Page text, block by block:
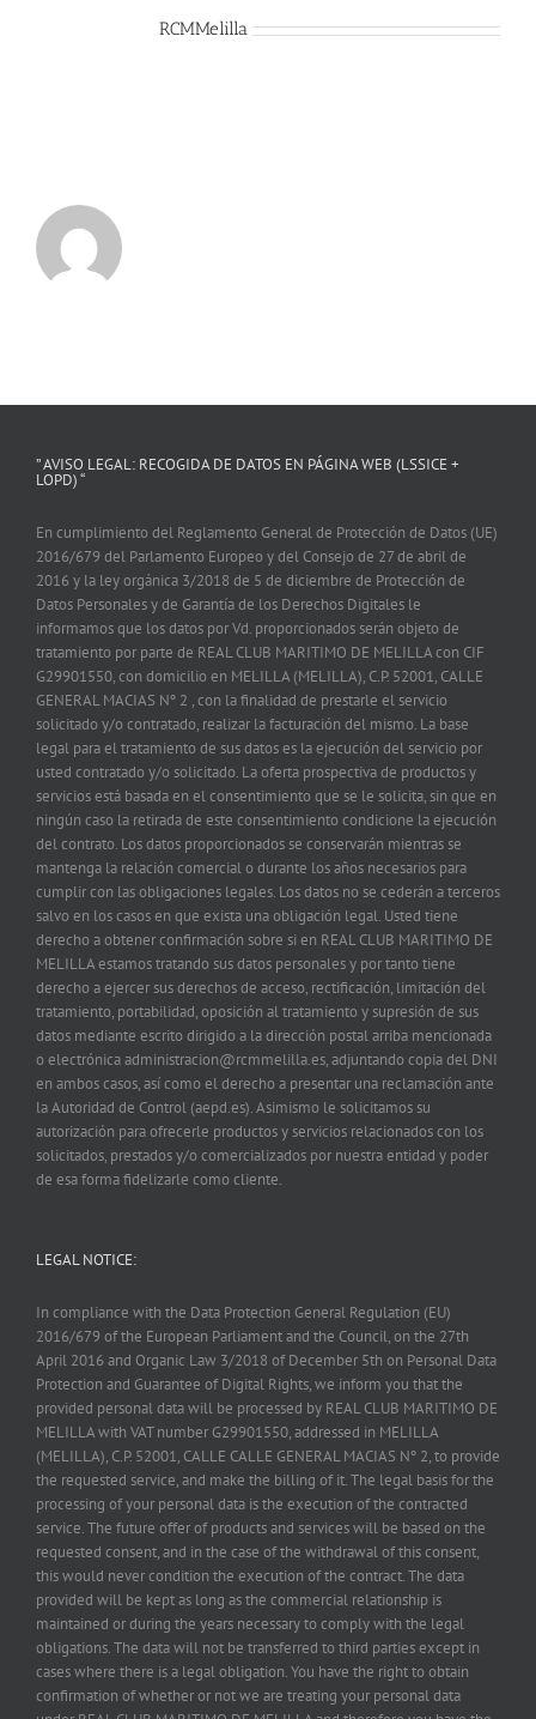
RCMMelilla
” AVISO LEGAL: RECOGIDA DE DATOS EN PÁGINA WEB (LSSICE +
LOPD) “
En cumplimiento del Reglamento General de Protección de Datos (UE)
2016/679 del Parlamento Europeo y del Consejo de 27 de abril de
2016 y la ley orgánica 3/2018 de 5 de diciembre de Protección de
Datos Personales y de Garantía de los Derechos Digitales le
informamos que los datos por Vd. proporcionados serán objeto de
tratamiento por parte de REAL CLUB MARITIMO DE MELILLA con CIF
G29901550, con domicilio en MELILLA (MELILLA), C.P. 52001, CALLE
GENERAL MACIAS Nº 2 , con la finalidad de prestarle el servicio
solicitado y/o contratado, realizar la facturación del mismo. La base
legal para el tratamiento de sus datos es la ejecución del servicio por
usted contratado y/o solicitado. La oferta prospectiva de productos y
servicios está basada en el consentimiento que se le solicita, sin que en
ningún caso la retirada de este consentimiento condicione la ejecución
del contrato. Los datos proporcionados se conservarán mientras se
mantenga la relación comercial o durante los años necesarios para
cumplir con las obligaciones legales. Los datos no se cederán a terceros
salvo en los casos en que exista una obligación legal. Usted tiene
derecho a obtener confirmación sobre si en REAL CLUB MARITIMO DE
MELILLA estamos tratando sus datos personales y por tanto tiene
derecho a ejercer sus derechos de acceso, rectificación, limitación del
tratamiento, portabilidad, oposición al tratamiento y supresión de sus
datos mediante escrito dirigido a la dirección postal arriba mencionada
o electrónica administracion@rcmmelilla.es, adjuntando copia del DNI
en ambos casos, así como el derecho a presentar una reclamación ante
la Autoridad de Control (aepd.es). Asimismo le solicitamos su
autorización para ofrecerle productos y servicios relacionados con los
solicitados, prestados y/o comercializados por nuestra entidad y poder
de esa forma fidelizarle como cliente.
LEGAL NOTICE:
In compliance with the Data Protection General Regulation (EU)
2016/679 of the European Parliament and the Council, on the 27th
April 2016 and Organic Law 3/2018 of December 5th on Personal Data
Protection and Guarantee of Digital Rights, we inform you that the
provided personal data will be processed by REAL CLUB MARITIMO DE
MELILLA with VAT number G29901550, addressed in MELILLA
(MELILLA), C.P. 52001, CALLE CALLE GENERAL MACIAS Nº 2, to provide
the requested service, and make the billing of it. The legal basis for the
processing of your personal data is the execution of the contracted
service. The future offer of products and services will be based on the
requested consent, and in the case of the withdrawal of this consent,
this would never condition the execution of the contract. The data
provided will be kept as long as the commercial relationship is
maintained or during the years necessary to comply with the legal
obligations. The data will not be transferred to third parties except in
cases where there is a legal obligation. You have the right to obtain
confirmation of whether or not we are treating your personal data